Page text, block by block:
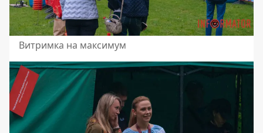
Витримка на максимум